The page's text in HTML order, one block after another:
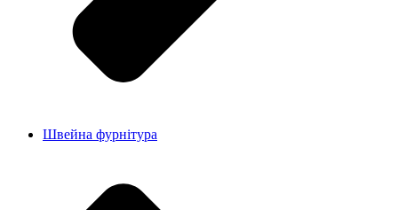
Швейна фурнітура